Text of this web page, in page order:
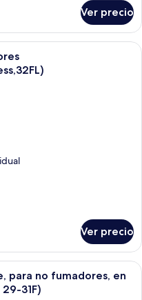
Ver precio
de hotel moderna con
Ver precio
de hotel con una cama
para no fumadores, en
31F)